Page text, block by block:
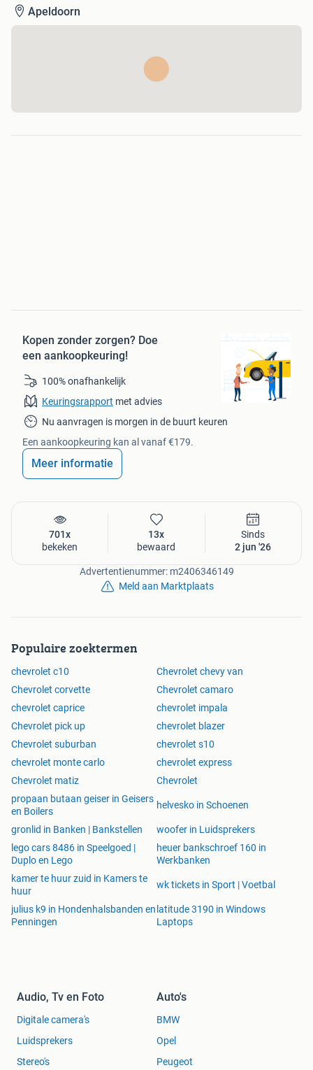
Apeldoorn
Kopen zonder zorgen? Doe
een aankoopkeuring!
100% onafhankelijk
Keuringsrapport met advies
Nu aanvragen is morgen in de buurt keuren
Een aankoopkeuring kan al vanaf €179.
Meer informatie
701x
bekeken
13x
bewaard
Sinds
2 jun '26
Advertentienummer: m2406346149
Meld aan Marktplaats
Populaire zoektermen
chevrolet c10
Chevrolet chevy van
Chevrolet corvette
Chevrolet camaro
chevrolet caprice
chevrolet impala
Chevrolet pick up
chevrolet blazer
Chevrolet suburban
chevrolet s10
chevrolet monte carlo
chevrolet express
Chevrolet matiz
Chevrolet
propaan butaan geiser in Geisers
en Boilers
helvesko in Schoenen
gronlid in Banken | Bankstellen
woofer in Luidsprekers
lego cars 8486 in Speelgoed |
Duplo en Lego
heuer bankschroef 160 in
Werkbanken
kamer te huur zuid in Kamers te
huur
wk tickets in Sport | Voetbal
julius k9 in Hondenhalsbanden en
Penningen
latitude 3190 in Windows
Laptops
Audio, Tv en Foto
Digitale camera's
Luidsprekers
Stereo's
Auto's
BMW
Opel
Peugeot